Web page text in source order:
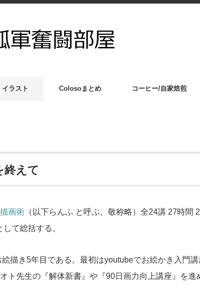
イラスト Colosoまとめ コーヒー/自家焙煎
終えて
画術 （以下らんふ と呼ぶ、敬称略）全24講 27時間
て総括する。
描き5年目である。最初はyoutubeでお絵かき入門
ト先生の『解体新書』や『90日画力向上講座』を進